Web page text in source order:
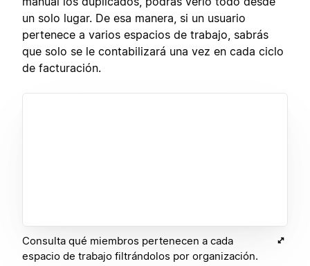
un solo lugar. De esa manera, si un usuario
pertenece a varios espacios de trabajo, sabrás
que solo se le contabilizará una vez en cada ciclo
de facturación.
Consulta qué miembros pertenecen a cada
espacio de trabajo filtrándolos por organización.